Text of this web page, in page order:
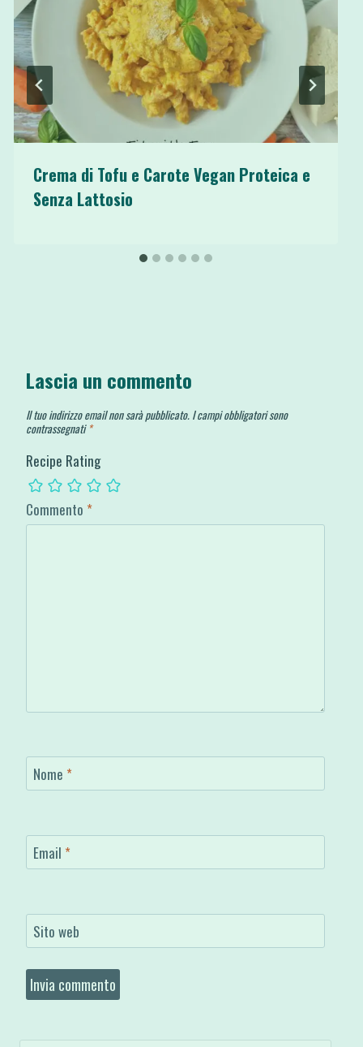
Crema di Tofu e Carote Vegan Proteica e
Senza Lattosio
Lascia un commento
Il tuo indirizzo email non sarà pubblicato. I campi obbligatori sono
contrassegnati *
Recipe Rating
Commento *
Nome *
Email *
Sito web